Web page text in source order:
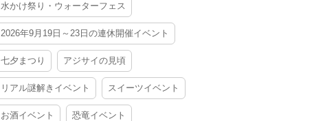
水かけ祭り・ウォーターフェス
2026年9月19日～23日の連休開催イベント
七夕まつり アジサイの見頃
リアル謎解きイベント スイーツイベント
お酒イベント 恐竜イベント